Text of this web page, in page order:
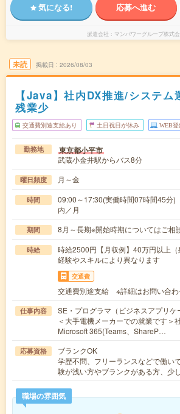
気になる! 応募へ進む
派遣会社 マンパワーグループ株式
未読 掲載日 2026/08/03
【Java】社内DX推進/システム
残業少
交通費別途支給あり 土日祝日が休み WEB登
勤務地 東京都小平市
武蔵小金井駅からバス8分
曜日頻度 月～金
時間
09:00～17:30(実働時間07時間45分)
内／月
期間 8月～長期※開始時期についてはご相
時給
時給2500円【月収例】40万円以上
経験やスキルにより異なります
交通費
交通費別途支給 ※詳細はお問い合わ
仕事内容
SE・プログラマ（ビジネスアプリケ
＜大手電機メーカーでの就業です＞
Microsoft 365(Teams、ShareP…
応募資格
ブランクOK
学歴不問、フリーランスなどで働い
験が浅い方やブランクがある方、少
職場の雰囲気